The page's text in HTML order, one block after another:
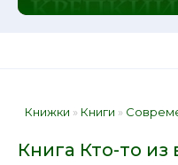
Книжки » Книги »
Книга Кто-то